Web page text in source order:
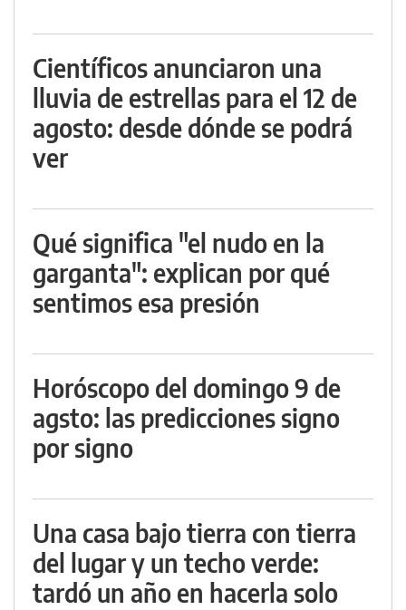
Científicos anunciaron una
lluvia de estrellas para el 12 de
agosto: desde dónde se podrá
ver
Qué significa "el nudo en la
garganta": explican por qué
sentimos esa presión
Horóscopo del domingo 9 de
agsto: las predicciones signo
por signo
Una casa bajo tierra con tierra
del lugar y un techo verde:
tardó un año en hacerla solo